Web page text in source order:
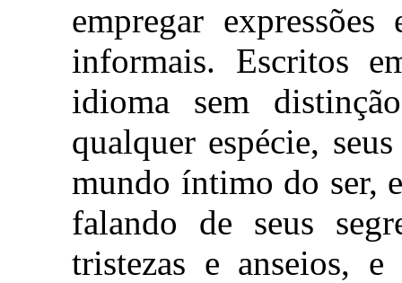
empregar
informais. Escritos
idioma sem
qualquer espécie,
mundo íntimo do ser,
falando de seus
tristezas e anseios,